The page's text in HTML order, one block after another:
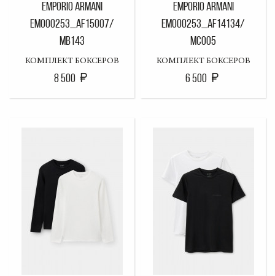
EMPORIO ARMANI
EM000253_AF15007/
MB143
КОМПЛЕКТ БОКСЕРОВ
8 500
EMPORIO ARMANI
EM000253_AF14134/
MC005
КОМПЛЕКТ БОКСЕРОВ
6 500